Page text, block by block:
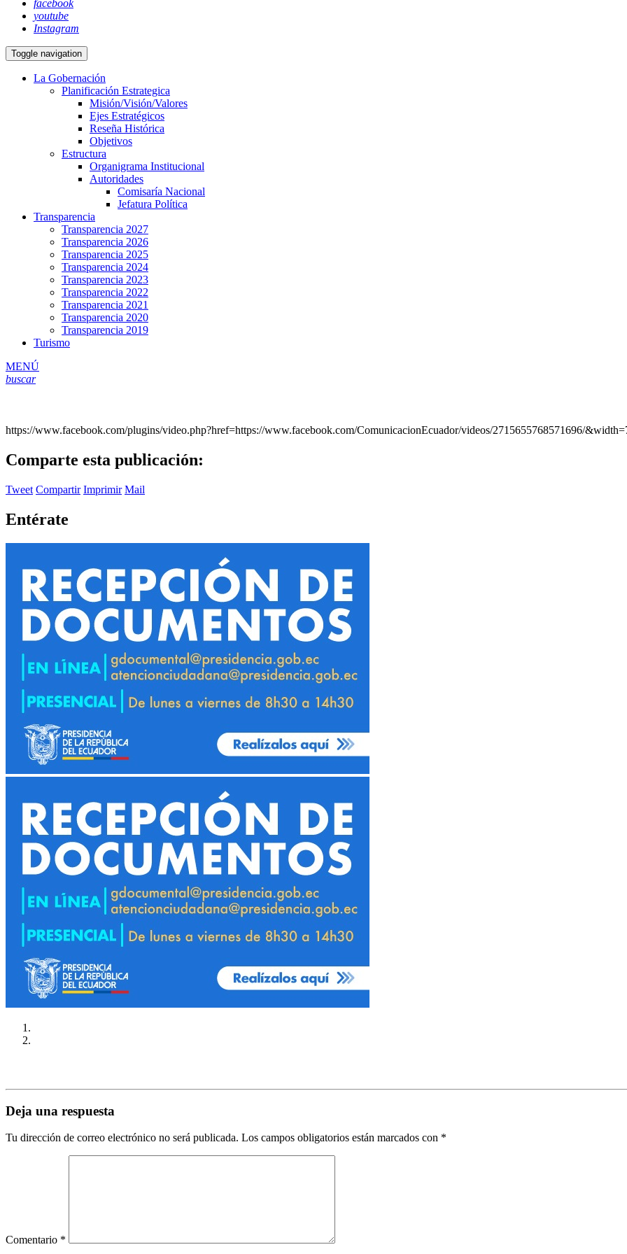
facebook
youtube
Instagram
Toggle navigation
La Gobernación
Planificación Estrategica
Misión/Visión/Valores
Ejes Estratégicos
Reseña Histórica
Objetivos
Estructura
Organigrama Institucional
Autoridades
Comisaría Nacional
Jefatura Política
Transparencia
Transparencia 2027
Transparencia 2026
Transparencia 2025
Transparencia 2024
Transparencia 2023
Transparencia 2022
Transparencia 2021
Transparencia 2020
Transparencia 2019
Turismo
MENÚ
buscar
https://www.facebook.com/plugins/video.php?href=https://www.facebook.com/ComunicacionEcuador/videos/2715655768571696/
Comparte esta publicación:
Tweet Compartir Imprimir Mail
Entérate
Deja una respuesta
Tu dirección de correo electrónico no será publicada. Los campos obligatorios están marcados con *
Comentario *